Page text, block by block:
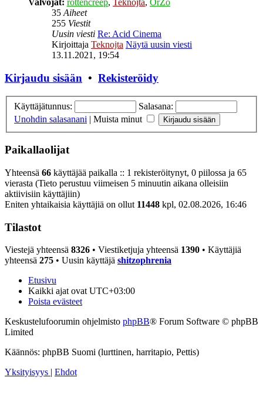
Valvojat: rottencreep, Teknojta, OrZo
35Aiheet
255 Viestit
Uusin viesti Re: Acid Cinema
Kirjoittaja Teknojta Näytä uusin viesti
13.11.2021, 19:54
Kirjaudu sisään • Rekisteröidy
Käyttäjätunnus:
Salasana:
Unohdin salasanani | Muista minut
Paikallaolijat
Yhteensä 66 käyttäjää paikalla :: 1 rekisteröitynyt, 0 piilossa ja 65
vierasta (Tieto perustuu viimeisen 5 minuutin aikana olleisiin
aktiivisiin käyttäjiin)
Eniten yhtaikaisia käyttäjiä on ollut 11448 kpl, 02.08.2026, 16:46
Tilastot
Viestejä yhteensä 8326 • Viestiketjuja yhteensä 1390 • Käyttäjiä
yhteensä 275 • Uusin käyttäjä shitzophrenia
Etusivu
Kaikki ajat ovat UTC+03:00
Poista evästeet
Keskustelufoorumin ohjelmisto phpBB® Forum Software © phpBB
Limited
Käännös: phpBB Suomi (lurttinen, harritapio, Pettis)
Yksityisyys | Ehdot